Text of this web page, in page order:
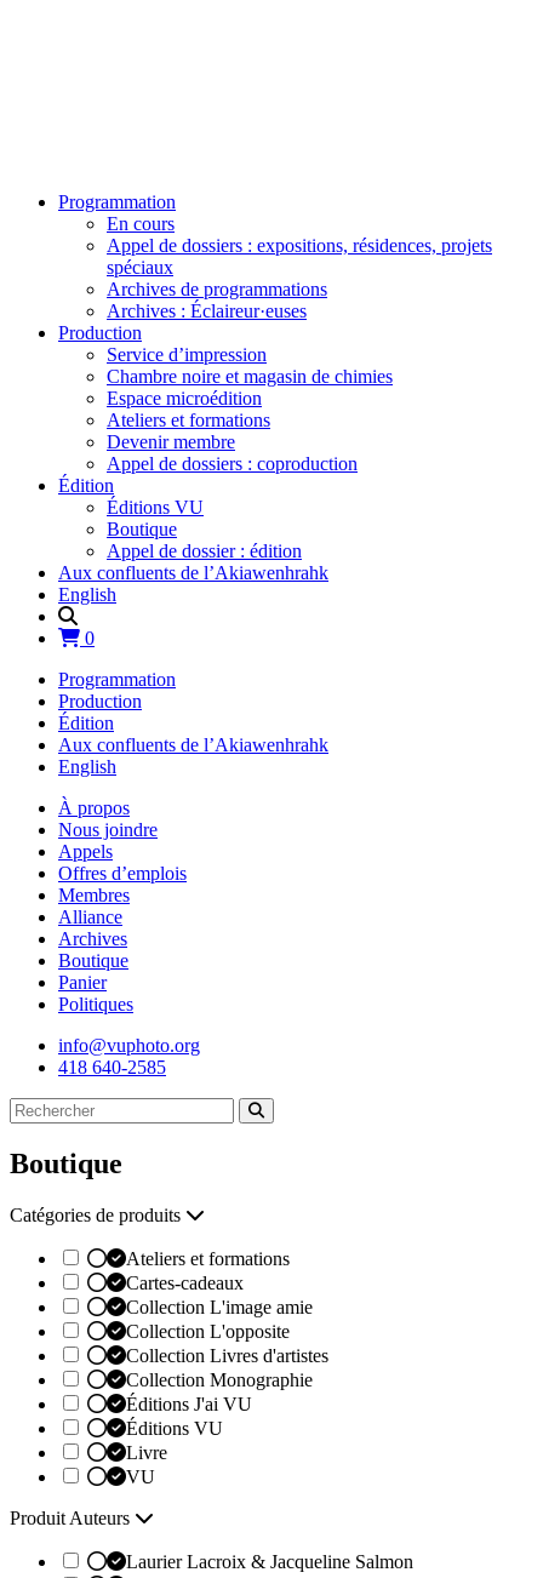
Programmation
En cours
Appel de dossiers : expositions, résidences, projets
spéciaux
Archives de programmations
Archives : Éclaireur·euses
Production
Service d’impression
Chambre noire et magasin de chimies
Espace microédition
Ateliers et formations
Devenir membre
Appel de dossiers : coproduction
Édition
Éditions VU
Boutique
Appel de dossier : édition
Aux confluents de l’Akiawenhrahk
English
0
Programmation
Production
Édition
Aux confluents de l’Akiawenhrahk
English
À propos
Nous joindre
Appels
Offres d’emplois
Membres
Alliance
Archives
Boutique
Panier
Politiques
info@vuphoto.org
418 640-2585
Boutique
Catégories de produits
Ateliers et formations
Cartes-cadeaux
Collection L'image amie
Collection L'opposite
Collection Livres d'artistes
Collection Monographie
Éditions J'ai VU
Éditions VU
Livre
VU
Produit Auteurs
Laurier Lacroix & Jacqueline Salmon